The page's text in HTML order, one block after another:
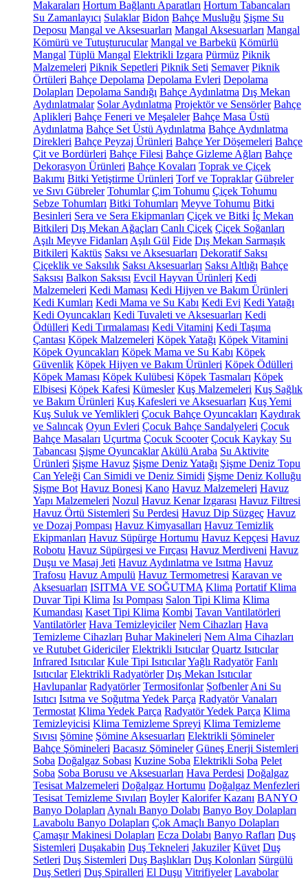
Makaraları Hortum Bağlantı Aparatları Hortum Tabancaları
Su Zamanlayıcı Sulaklar Bidon Bahçe Musluğu Şişme Su
Deposu Mangal ve Aksesuarları Mangal Aksesuarları Mangal
Kömürü ve Tutuşturucular Mangal ve Barbekü Kömürlü
Mangal Tüplü Mangal Elektrikli Izgara Pürmüz Piknik
Malzemeleri Piknik Sepetleri Piknik Seti Semaver Piknik
Örtüleri Bahçe Depolama Depolama Evleri Depolama
Dolapları Depolama Sandığı Bahçe Aydınlatma Dış Mekan
Aydınlatmalar Solar Aydınlatma Projektör ve Sensörler Bahçe
Aplikleri Bahçe Feneri ve Meşaleler Bahçe Masa Üstü
Aydınlatma Bahçe Set Üstü Aydınlatma Bahçe Aydınlatma
Direkleri Bahçe Peyzaj Ürünleri Bahçe Yer Döşemeleri Bahçe
Çit ve Bordürleri Bahçe Filesi Bahçe Gizleme Ağları Bahçe
Dekorasyon Ürünleri Bahçe Kovaları Toprak ve Çiçek
Bakımı Bitki Yetiştirme Ürünleri Torf ve Topraklar Gübreler
ve Sıvı Gübreler Tohumlar Çim Tohumu Çiçek Tohumu
Sebze Tohumları Bitki Tohumları Meyve Tohumu Bitki
Besinleri Sera ve Sera Ekipmanları Çiçek ve Bitki İç Mekan
Bitkileri Dış Mekan Ağaçları Canlı Çiçek Çiçek Soğanları
Aşılı Meyve Fidanları Aşılı Gül Fide Dış Mekan Sarmaşık
Bitkileri Kaktüs Saksı ve Aksesuarları Dekoratif Saksı
Çiçeklik ve Saksılık Saksı Aksesuarları Saksı Altlığı Bahçe
Saksısı Balkon Saksısı Evcil Hayvan Ürünleri Kedi
Malzemeleri Kedi Maması Kedi Hijyen ve Bakım Ürünleri
Kedi Kumları Kedi Mama ve Su Kabı Kedi Evi Kedi Yatağı
Kedi Oyuncakları Kedi Tuvaleti ve Aksesuarları Kedi
Ödülleri Kedi Tırmalaması Kedi Vitamini Kedi Taşıma
Çantası Köpek Malzemeleri Köpek Yatağı Köpek Vitamini
Köpek Oyuncakları Köpek Mama ve Su Kabı Köpek
Güvenlik Köpek Hijyen ve Bakım Ürünleri Köpek Ödülleri
Köpek Maması Köpek Kulübesi Köpek Tasmaları Köpek
Elbisesi Köpek Kafesi Kümesler Kuş Malzemeleri Kuş Sağlık
ve Bakım Ürünleri Kuş Kafesleri ve Aksesuarları Kuş Yemi
Kuş Suluk ve Yemlikleri Çocuk Bahçe Oyuncakları Kaydırak
ve Salıncak Oyun Evleri Çocuk Bahçe Sandalyeleri Çocuk
Bahçe Masaları Uçurtma Çocuk Scooter Çocuk Kaykay Su
Tabancası Şişme Oyuncaklar Akülü Araba Su Aktivite
Ürünleri Şişme Havuz Şişme Deniz Yatağı Şişme Deniz Topu
Can Yeleği Can Simidi ve Deniz Simidi Şişme Deniz Kolluğu
Şişme Bot Havuz Bonesi Kano Havuz Malzemeleri Havuz
Yapı Malzemeleri Nozul Havuz Kenar Izgarası Havuz Filtresi
Havuz Örtü Sistemleri Su Perdesi Havuz Dip Süzgeç Havuz
ve Dozaj Pompası Havuz Kimyasalları Havuz Temizlik
Ekipmanları Havuz Süpürge Hortumu Havuz Kepçesi Havuz
Robotu Havuz Süpürgesi ve Fırçası Havuz Merdiveni Havuz
Duşu ve Masaj Jeti Havuz Aydınlatma ve Isıtma Havuz
Trafosu Havuz Ampulü Havuz Termometresi Karavan ve
Aksesuarları ISITMA VE SOĞUTMA Klima Portatif Klima
Duvar Tipi Klima Isı Pompası Salon Tipi Klima Klima
Kumandası Kaset Tipi Klima Kombi Tavan Vantilatörleri
Vantilatörler Hava Temizleyiciler Nem Cihazları Hava
Temizleme Cihazları Buhar Makineleri Nem Alma Cihazları
ve Rutubet Gidericiler Elektrikli Isıtıcılar Quartz Isıtıcılar
Infrared Isıtıcılar Kule Tipi IsıtıcılarYağlı Radyatör Fanlı
Isıtıcılar Elektrikli Radyatörler Dış Mekan Isıtıcılar
Havlupanlar Radyatörler Termosifonlar Şofbenler Ani Su
Isıtıcı Isıtma ve Soğutma Yedek Parça Radyatör Vanaları
Termostat Klima Yedek Parça Radyatör Yedek Parça Klima
Temizleyicisi Klima Temizleme Spreyi Klima Temizleme
Sıvısı Şömine Şömine Aksesuarları Elektrikli Şömineler
Bahçe Şömineleri Bacasız Şömineler Güneş Enerji Sistemleri
Soba Doğalgaz Sobası Kuzine Soba Elektrikli Soba Pelet
Soba Soba Borusu ve Aksesuarları Hava Perdesi Doğalgaz
Tesisat Malzemeleri Doğalgaz Hortumu Doğalgaz Menfezleri
Tesisat Temizleme Sıvıları Boyler Kalorifer Kazanı BANYO
Banyo Dolapları Aynalı Banyo Dolabı Banyo Boy Dolapları
Lavabolu Banyo Dolapları Çok Amaçlı Banyo Dolapları
Çamaşır Makinesi Dolapları Ecza Dolabı Banyo Rafları Duş
Sistemleri Duşakabin Duş Tekneleri Jakuziler Küvet Duş
Setleri Duş Sistemleri Duş Başlıkları Duş Kolonları Sürgülü
Duş Setleri Duş Spiralleri El Duşu Vitrifiyeler Lavabolar